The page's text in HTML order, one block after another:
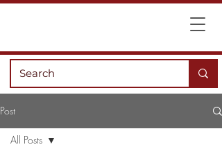
Post
All Posts